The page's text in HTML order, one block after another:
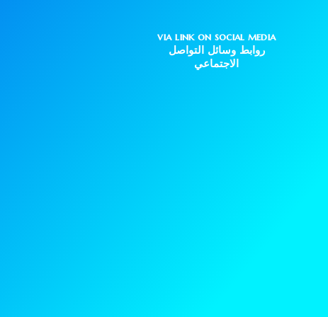
via link on social media
روابط وسائل التواصل
الاجتماعي